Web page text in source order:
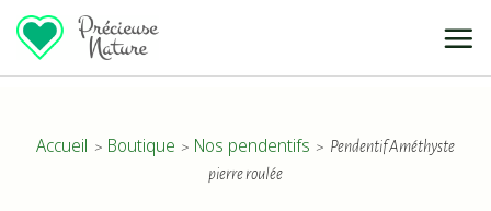
contenuAccueil > Boutique > Nos pendentifs > Pendentif Améthyste
pierre roulée